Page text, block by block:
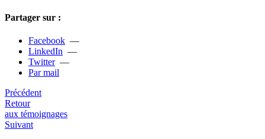
Partager sur :
Facebook —
LinkedIn —
Twitter—
Par mail
Précédent
Retour
aux témoignages
Suivant